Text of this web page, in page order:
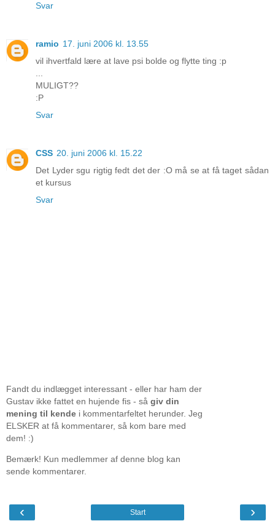
Svar
ramio 17. juni 2006 kl. 13.55
vil ihvertfald lære at lave psi bolde og flytte ting :p
MULIGT??
:P
Svar
CSS 20. juni 2006 kl. 15.22
Det Lyder sgu rigtig fedt det der :O må se at få taget sådan
et kursus
Svar
Fandt du indlægget interessant - eller har ham der
Gustav ikke fattet en hujende fis - så giv din
mening til kende i kommentarfeltet herunder. Jeg
ELSKER at få kommentarer, så kom bare med
dem! :)
Bemærk! Kun medlemmer af denne blog kan
sende kommentarer.
‹ ›
Start